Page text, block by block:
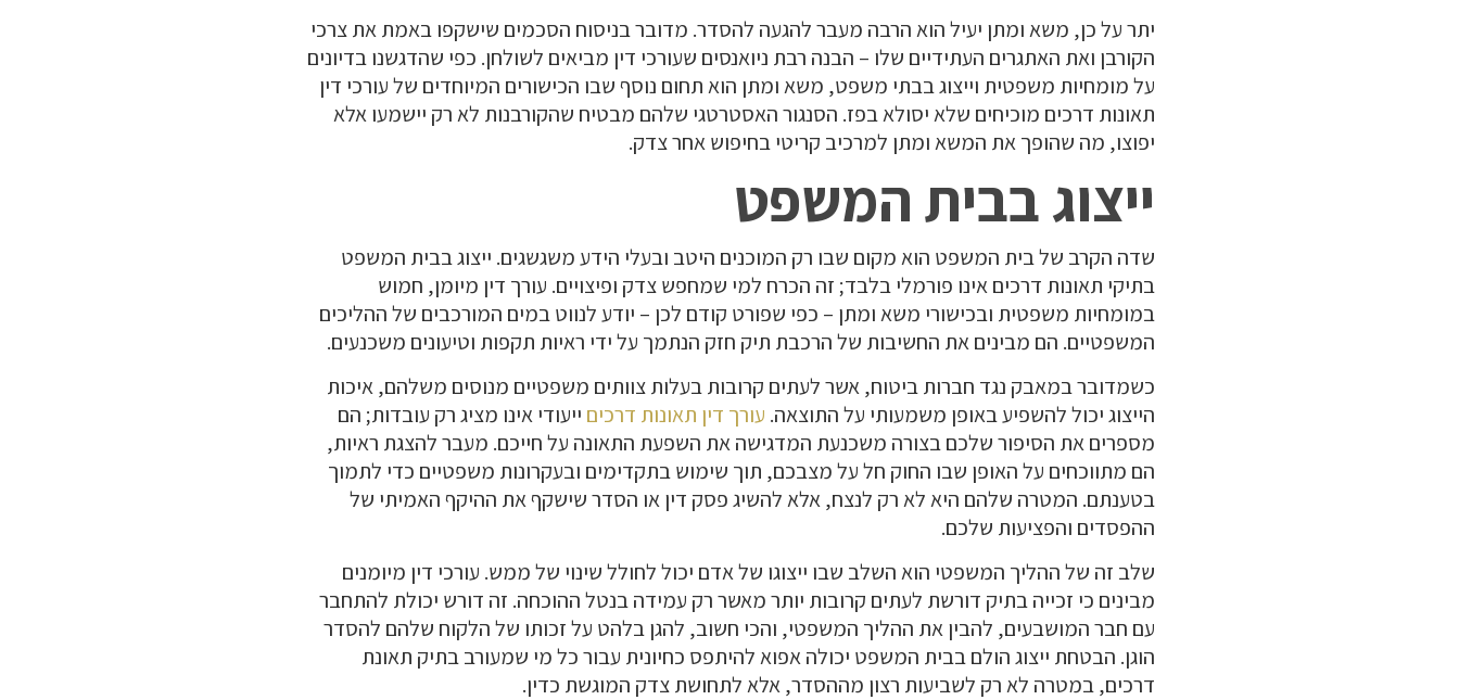
יתר על כן, משא ומתן יעיל הוא הרבה מעבר להגעה להסדר. מדובר בניסוח הסכמים שישקפו באמת את צרכי
הקורבן ואת האתגרים העתידיים שלו – הבנה רבת ניואנסים שעורכי דין מביאים לשולחן. כפי שהדגשנו בדיונים
על מומחיות משפטית וייצוג בבתי משפט, משא ומתן הוא תחום נוסף שבו הכישורים המיוחדים של עורכי דין
תאונות דרכים מוכיחים שלא יסולא בפז. הסנגור האסטרטגי שלהם מבטיח שהקורבנות לא רק יישמעו אלא
יפוצו, מה שהופך את המשא ומתן למרכיב קריטי בחיפוש אחר צדק.
ייצוג בבית המשפט
שדה הקרב של בית המשפט הוא מקום שבו רק המוכנים היטב ובעלי הידע משגשגים. ייצוג בבית המשפט
בתיקי תאונות דרכים אינו פורמלי בלבד; זה הכרח למי שמחפש צדק ופיצויים. עורך דין מיומן, חמוש
במומחיות משפטית ובכישורי משא ומתן – כפי שפורט קודם לכן – יודע לנווט במים המורכבים של ההליכים
המשפטיים. הם מבינים את החשיבות של הרכבת תיק חזק הנתמך על ידי ראיות תקפות וטיעונים משכנעים.
כשמדובר במאבק נגד חברות ביטוח, אשר לעתים קרובות בעלות צוותים משפטיים מנוסים משלהם, איכות
הייצוג יכול להשפיע באופן משמעותי על התוצאה. עורך דין תאונות דרכים ייעודי אינו מציג רק עובדות; הם
מספרים את הסיפור שלכם בצורה משכנעת המדגישה את השפעת התאונה על חייכם. מעבר להצגת ראיות,
הם מתווכחים על האופן שבו החוק חל על מצבכם, תוך שימוש בתקדימים ובעקרונות משפטיים כדי לתמוך
בטענתם. המטרה שלהם היא לא רק לנצח, אלא להשיג פסק דין או הסדר שישקף את ההיקף האמיתי של
ההפסדים והפציעות שלכם.
שלב זה של ההליך המשפטי הוא השלב שבו ייצוגו של אדם יכול לחולל שינוי של ממש. עורכי דין מיומנים
מבינים כי זכייה בתיק דורשת לעתים קרובות יותר מאשר רק עמידה בנטל ההוכחה. זה דורש יכולת להתחבר
עם חבר המושבעים, להבין את ההליך המשפטי, והכי חשוב, להגן בלהט על זכותו של הלקוח שלהם להסדר
הוגן. הבטחת ייצוג הולם בבית המשפט יכולה אפוא להיתפס כחיונית עבור כל מי שמעורב בתיק תאונת
דרכים, במטרה לא רק לשביעות רצון מההסדר, אלא לתחושת צדק המוגשת כדין.